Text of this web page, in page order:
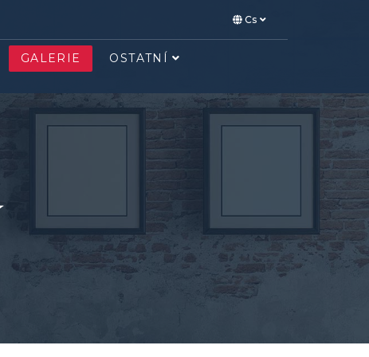
Cs
GALERIE OSTATNÍ